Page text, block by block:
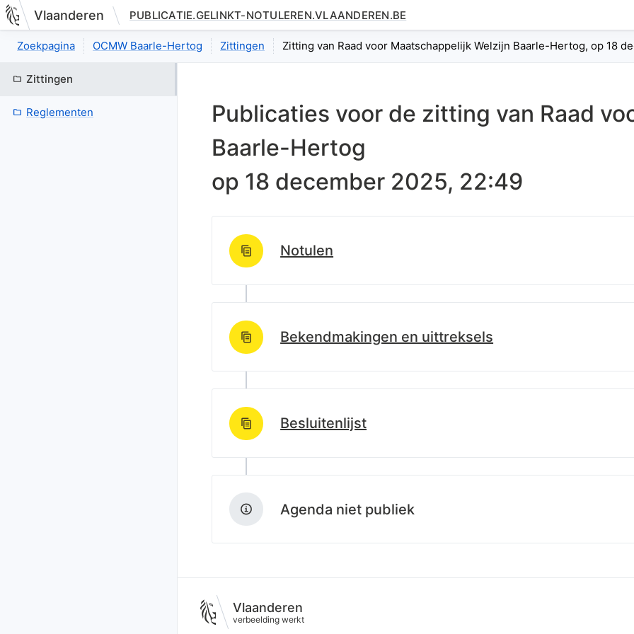
Nieuwe pagina: bestuurseenheid.zittingen.zitting.index
Vlaanderen PUBLICATIE.GELINKT-NOTULEREN.VLAANDEREN.BE
Zoekpagina OCMW Baarle-Hertog Zittingen Zitting van Raad voor Maatschappelijk Welzijn Baarle-Hertog, op 18
Zittingen
Reglementen Publicaties voor de zitting van Raad
Baarle-Hertog
op 18 december 2025, 22:49
Notulen
http://data.lblod.info/id/lblod/notulen/
Bekendmakingen en uittreksels
http://data.lblod.info/id/lblod/uittreksels/1a3cb170-fd33-11f0-b427-d5588f3da32a
Besluitenlijst
http://data.lblod.info/id/lblod/besluitenlijsten/0921a4e0-e00a-11f0-b427-
Agenda niet publiek
Vlaanderen
verbeelding werkt